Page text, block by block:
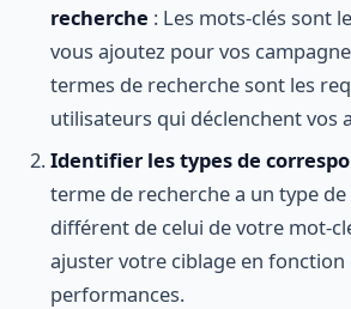
recherche : Les mots-clés sont
vous ajoutez pour vos
termes de recherche sont les
utilisateurs qui déclenchent vos
Identifier les types de
terme de recherche a un type
différent de celui de votre mot-
ajuster votre ciblage en fonction
performances.